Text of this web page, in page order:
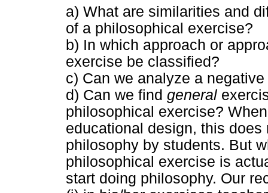
a) What are similarities and
of a philosophical exercise?
b) In which approach or
exercise be classified?
c) Can we analyze a
d) Can we find general
philosophical exercise?
educational design, this
philosophy by students. But
philosophical exercise is
start doing philosophy. Our